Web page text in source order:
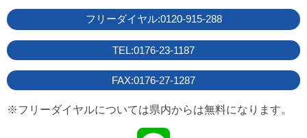
フリーダイヤル:0120-915-288
TEL:0176-23-1187
FAX:0176-27-1287
※フリーダイヤルについては県内からは無料になります。